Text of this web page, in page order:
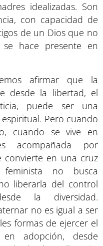
idealizadas. Son
con capacidad de
de un Dios que no
se hace presente en
afirmar que la
desde la libertad, el
puede ser una
Pero cuando
cuando se vive en
acompañada por
convierte en una cruz
feminista no busca
liberarla del control
la diversidad.
no es igual a ser
formas de ejercer el
adopción, desde